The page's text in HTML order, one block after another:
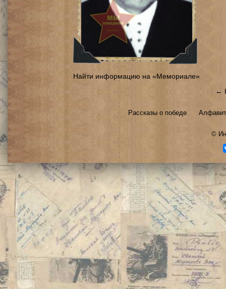
Найти информацию на «Мемориале»
←
Рассказы о победе
©